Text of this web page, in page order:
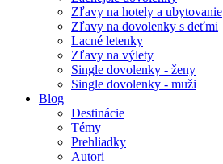
Zľavy na hotely a ubytovanie
Zľavy na dovolenky s deťmi
Lacné letenky
Zľavy na výlety
Single dovolenky - ženy
Single dovolenky - muži
Blog
Destinácie
Témy
Prehliadky
Autori